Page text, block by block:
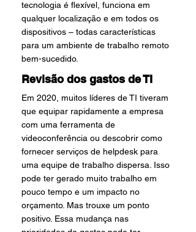
tecnologia é flexível, funciona em
qualquer localização e em todos os
dispositivos – todas características
para um ambiente de trabalho remoto
bem-sucedido.
Revisão dos gastos de TI
Em 2020, muitos líderes de TI tiveram
que equipar rapidamente a empresa
com uma ferramenta de
videoconferência ou descobrir como
fornecer serviços de helpdesk para
uma equipe de trabalho dispersa. Isso
pode ter gerado muito trabalho em
pouco tempo e um impacto no
orçamento. Mas trouxe um ponto
positivo. Essa mudança nas